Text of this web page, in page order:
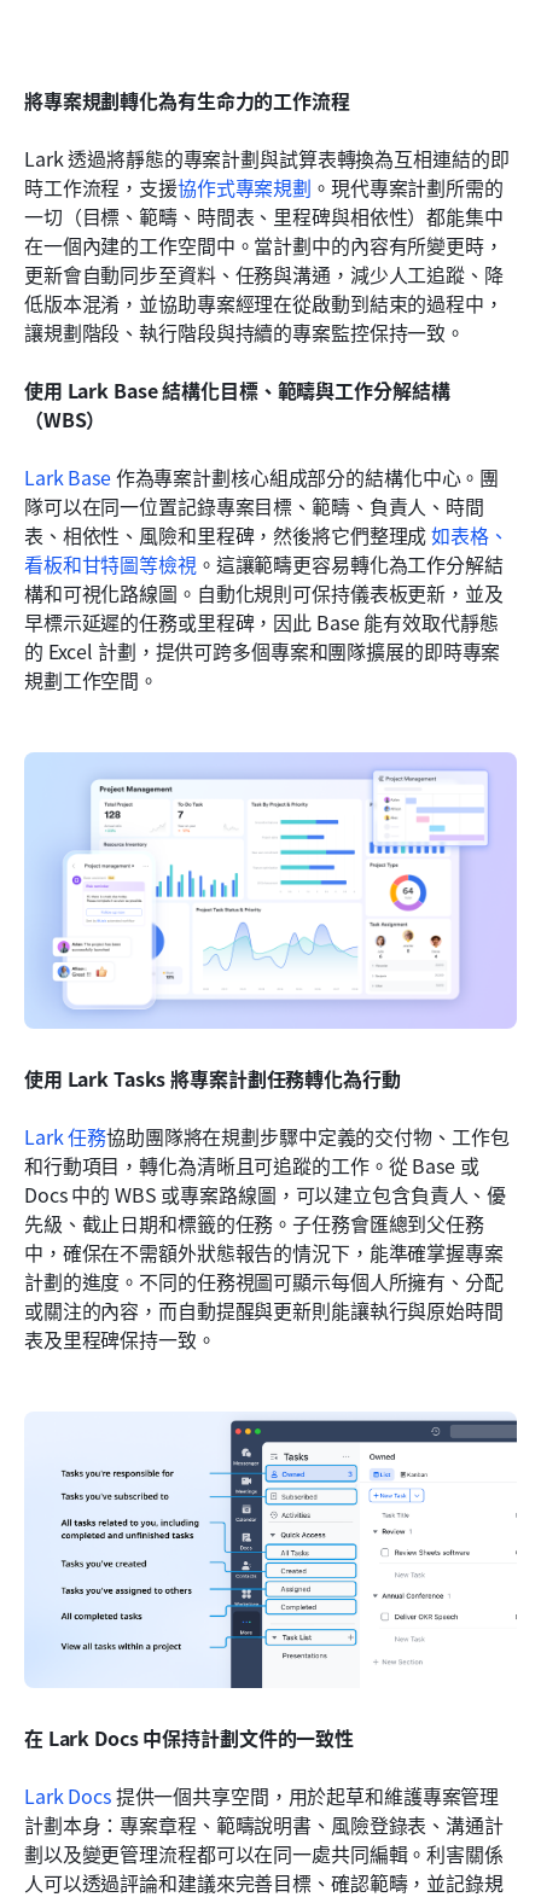
將專案規劃轉化為有生命力的工作流程
Lark 透過將靜態的專案計劃與試算表轉換為互相連結的即
時工作流程，支援協作式專案規劃 。現代專案計劃所需的
一切（目標、範疇、時間表、里程碑與相依性）都能集中
在一個內建的工作空間中。當計劃中的內容有所變更時，
更新會自動同步至資料、任務與溝通，減少人工追蹤、降
低版本混淆，並協助專案經理在從啟動到結束的過程中，
讓規劃階段、執行階段與持續的專案監控保持一致。
使用 Lark Base 結構化目標、範疇與工作分解結構
（WBS）
Lark Base 作為專案計劃核心組成部分的結構化中心。團
隊可以在同一位置記錄專案目標、範疇、負責人、時間
表、相依性、風險和里程碑，然後將它們整理成 如表格、
看板和甘特圖等檢視 。這讓範疇更容易轉化為工作分解結
構和可視化路線圖。自動化規則可保持儀表板更新，並及
早標示延遲的任務或里程碑，因此 Base 能有效取代靜態
的 Excel 計劃，提供可跨多個專案和團隊擴展的即時專案
規劃工作空間。
使用 Lark Tasks 將專案計劃任務轉化為行動
Lark 任務協助團隊將在規劃步驟中定義的交付物、工作包
和行動項目，轉化為清晰且可追蹤的工作。從 Base 或
Docs 中的 WBS 或專案路線圖，可以建立包含負責人、優
先級、截止日期和標籤的任務。子任務會匯總到父任務
中，確保在不需額外狀態報告的情況下，能準確掌握專案
計劃的進度。不同的任務視圖可顯示每個人所擁有、分配
或關注的內容，而自動提醒與更新則能讓執行與原始時間
表及里程碑保持一致。
在 Lark Docs 中保持計劃文件的一致性
Lark Docs 提供一個共享空間，用於起草和維護專案管理
計劃本身：專案章程、範疇說明書、風險登錄表、溝通計
劃以及變更管理流程都可以在同一處共同編輯。利害關係
人可以透過評論和建議來完善目標、確認範疇，並記錄規